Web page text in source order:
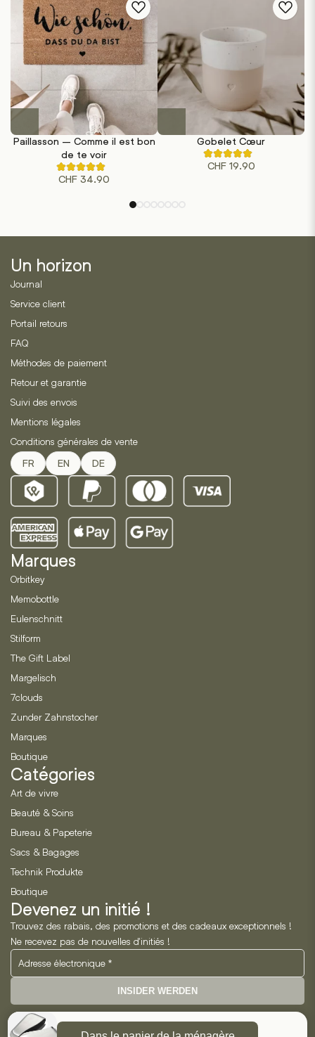
la
page
du
produit
Paillasson – Comme il est bon
de te voir
Noté
4.50
de
évaluations
de
CHF 34.90
Gobelet Cœur
Noté
4.67
3
CHF19.90
Un horizon
Journal
Service client
Portail retours
FAQ
Méthodes de paiement
Retour et garantie
Suivi des envois
Mentions légales
Conditions générales de vente
FR EN DE
Marques
Orbitkey
Memobottle
Eulenschnitt
Stilform
The Gift Label
Margelisch
7clouds
Zunder Zahnstocher
Marques
Boutique
Catégories
Art de vivre
Beauté & Soins
Bureau & Papeterie
Sacs & Bagages
Technik Produkte
Boutique
Devenez un initié !
Trouvez des rabais, des promotions et des cadeaux exceptionnels !
Ne recevez pas de nouvelles d'initiés !
INSIDER WERDEN
Neo Horizon GmbH